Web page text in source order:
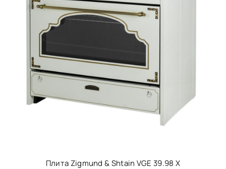
Плита Zigmund & Shtain VGE 39.98 X